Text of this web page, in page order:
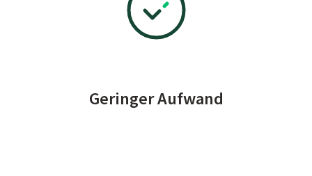
Geringer Aufwand